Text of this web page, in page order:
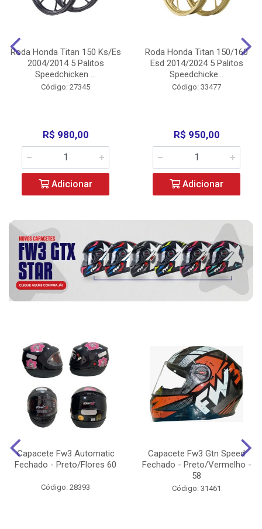
Roda Honda Titan 150 Ks/Es
2004/2014 5 Palitos
Speedchicken ...
Código: 27345
R$ 980,00
Adicionar
Roda Honda Titan 150/160
Esd 2014/2024 5 Palitos
Speedchicke...
Código: 33477
R$ 950,00
Adicionar
Capacete Fw3 Automatic
Fechado - Preto/Flores 60
Código: 28393
Capacete Fw3 Gtn Speed
Fechado - Preto/Vermelho -
58
Código: 31461